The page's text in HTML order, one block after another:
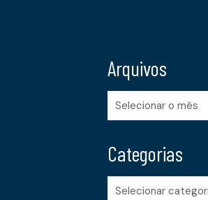
Arquivos
Arquivos
Categorias
Categorias